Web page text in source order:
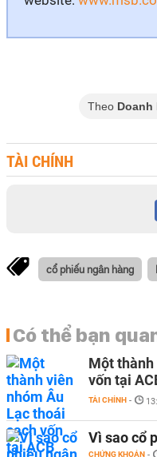
Theo Doanh
TÀI CHÍNH
cổ phiếu ngân hàng
Có thể bạn
Một thành
vốn tại
TÀI CHÍNH -
Vì sao cổ
CHỨNG KHOÁN